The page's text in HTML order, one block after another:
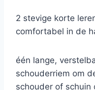
2 stevige korte
comfortabel in de
één lange,
schouderriem om
schouder of schuin